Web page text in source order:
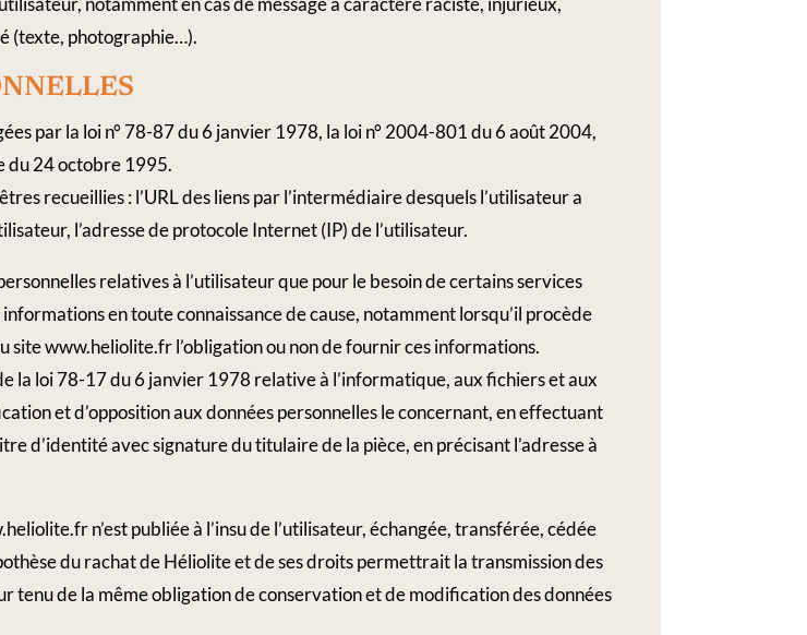
(texte, photographie…).
par la loi n° 78-87 du 6 janvier 1978, la loi n° 2004-801 du 6 août 2004,
du 24 octobre 1995.
recueillies : l’URL des liens par l’intermédiaire desquels l’utilisateur a
l’adresse de protocole Internet (IP) de l’utilisateur.
relatives à l’utilisateur que pour le besoin de certains services
en toute connaissance de cause, notamment lorsqu’il procède
site www.heliolite.fr l’obligation ou non de fournir ces informations.
la loi 78-17 du 6 janvier 1978 relative à l’informatique, aux fichiers et aux
et d’opposition aux données personnelles le concernant, en effectuant
d’identité avec signature du titulaire de la pièce, en précisant l’adresse à
n’est publiée à l’insu de l’utilisateur, échangée, transférée, cédée
du rachat de Héliolite et de ses droits permettrait la transmission des
tenu de la même obligation de conservation et de modification des données